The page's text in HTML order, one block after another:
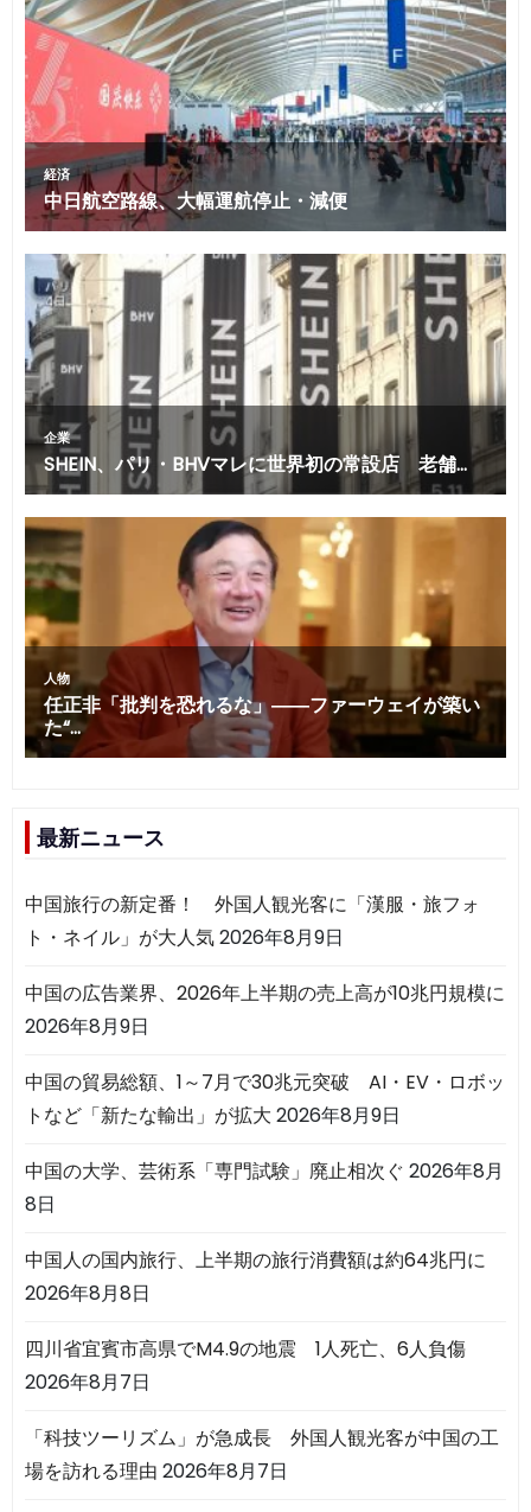
最新ニュース
中国旅行の新定番！ 外国人観光客に「漢服・旅フォ
ト・ネイル」が大人気2026年8月9日
中国の広告業界、2026年上半期の売上高が10兆円規模に
2026年8月9日
中国の貿易総額、1～7月で30兆元突破 AI・EV・ロボッ
トなど「新たな輸出」が拡大 2026年8月9日
中国の大学、芸術系「専門試験」廃止相次ぐ 2026年8月
8日
中国人の国内旅行、上半期の旅行消費額は約64兆円に
2026年8月8日
四川省宜賓市高県でM4.9の地震 1人死亡、6人負傷
2026年8月7日
「科技ツーリズム」が急成長 外国人観光客が中国の工
場を訪れる理由 2026年8月7日